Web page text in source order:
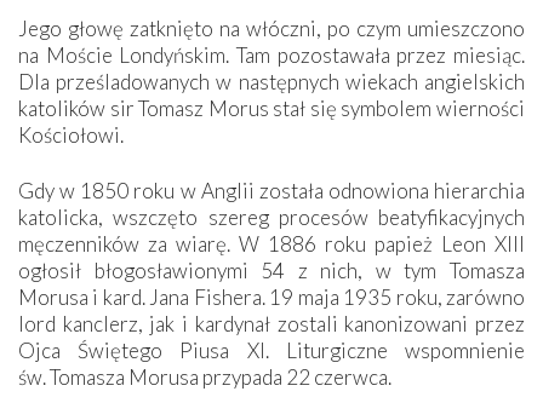
Jego głowę zatknięto na włóczni, po czym umieszczono
na Moście Londyńskim. Tam pozostawała przez miesiąc.
Dla prześladowanych w następnych wiekach angielskich
katolików sir Tomasz Morus stał się symbolem wierności
Kościołowi.
Gdy w 1850 roku w Anglii została odnowiona hierarchia
katolicka, wszczęto szereg procesów beatyfikacyjnych
męczenników za wiarę. W 1886 roku papież Leon XIII
ogłosił błogosławionymi 54 z nich, w tym Tomasza
Morusa i kard. Jana Fishera. 19 maja 1935 roku, zarówno
lord kanclerz, jak i kardynał zostali kanonizowani przez
Ojca Świętego Piusa XI. Liturgiczne wspomnienie
św. Tomasza Morusa przypada 22 czerwca.